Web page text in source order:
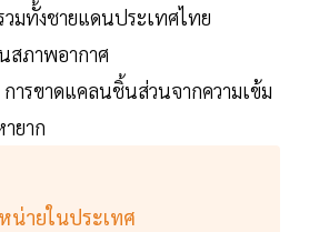
วมทั้งชายแดนประเทศไทย
สภาพอากาศ
การขาดแคลนชิ้นส่วนจากความเข้ม
ยาก
น่ายในประเทศ